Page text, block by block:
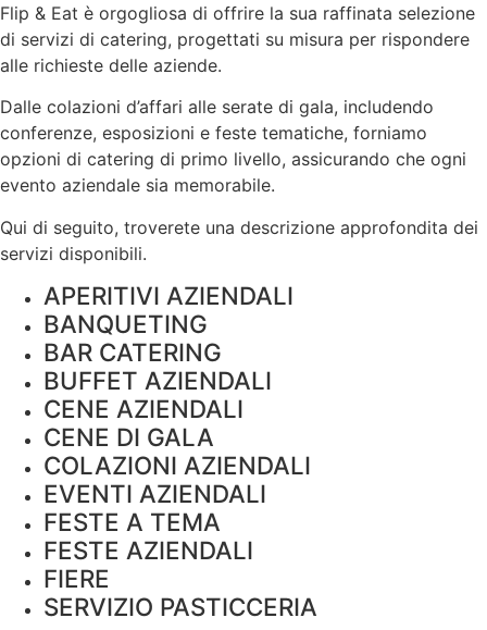
Flip & Eat è orgogliosa di offrire la sua raffinata selezione
di servizi di catering, progettati su misura per rispondere
alle richieste delle aziende.
Dalle colazioni d’affari alle serate di gala, includendo
conferenze, esposizioni e feste tematiche, forniamo
opzioni di catering di primo livello, assicurando che ogni
evento aziendale sia memorabile.
Qui di seguito, troverete una descrizione approfondita dei
servizi disponibili.
APERITIVI AZIENDALI
BANQUETING
BAR CATERING
BUFFET AZIENDALI
CENE AZIENDALI
CENE DI GALA
COLAZIONI AZIENDALI
EVENTI AZIENDALI
FESTE A TEMA
FESTE AZIENDALI
FIERE
SERVIZIO PASTICCERIA